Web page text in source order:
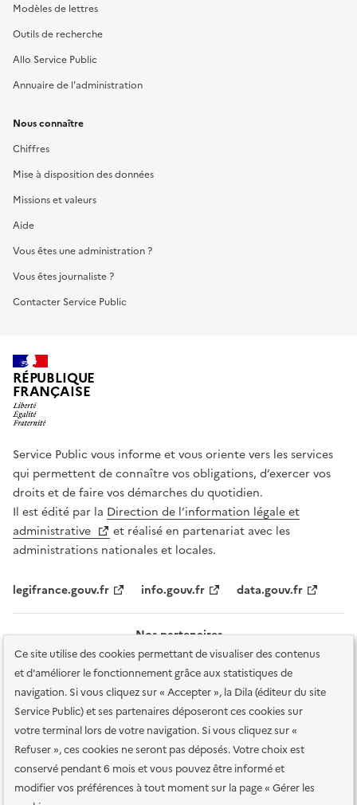
Ce site utilise des cookies permettant de visualiser des contenus
et d'améliorer le fonctionnement grâce aux statistiques de
navigation. Si vous cliquez sur « Accepter », la Dila (éditeur du site
Service Public) et ses partenaires déposeront ces cookies sur
votre terminal lors de votre navigation. Si vous cliquez sur «
Refuser », ces cookies ne seront pas déposés. Votre choix est
conservé pendant 6 mois et vous pouvez être informé et
modifier vos préférences à tout moment sur la page « Gérer les
Modèles de lettres
Outils de recherche
Allo Service Public
Annuaire de l'administration
Nous connaître
Chiffres
Mise à disposition des données
Missions et valeurs
Aide
Vous êtes une administration ?
Vous êtes journaliste ?
Contacter Service Public
RÉPUBLIQUE
FRANÇAISE
Service Public vous informe et vous oriente vers les services
qui permettent de connaître vos obligations, d’exercer vos
droits et de faire vos démarches du quotidien.
Il est édité par la Direction de l’information légale et
administrative
et réalisé en partenariat avec les
administrations nationales et locales.
legifrance.gouv.fr info.gouv.fr data.gouv.fr
Nos partenaires
Plan du site Accessibilité : totalement conforme
Accessibilité des
services en ligne Mentions légales Données personnelles et sécurité
Conditions générales d'utilisation Gestion des cookies